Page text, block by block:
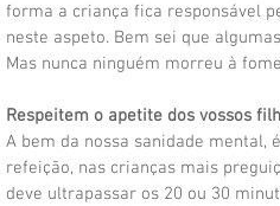
forma a criança fica responsável
neste aspeto. Bem sei que
Mas nunca ninguém morreu à
Respeitem o apetite dos vossos
A bem da nossa sanidade
refeição, nas crianças mais
deve ultrapassar os 20 ou 30